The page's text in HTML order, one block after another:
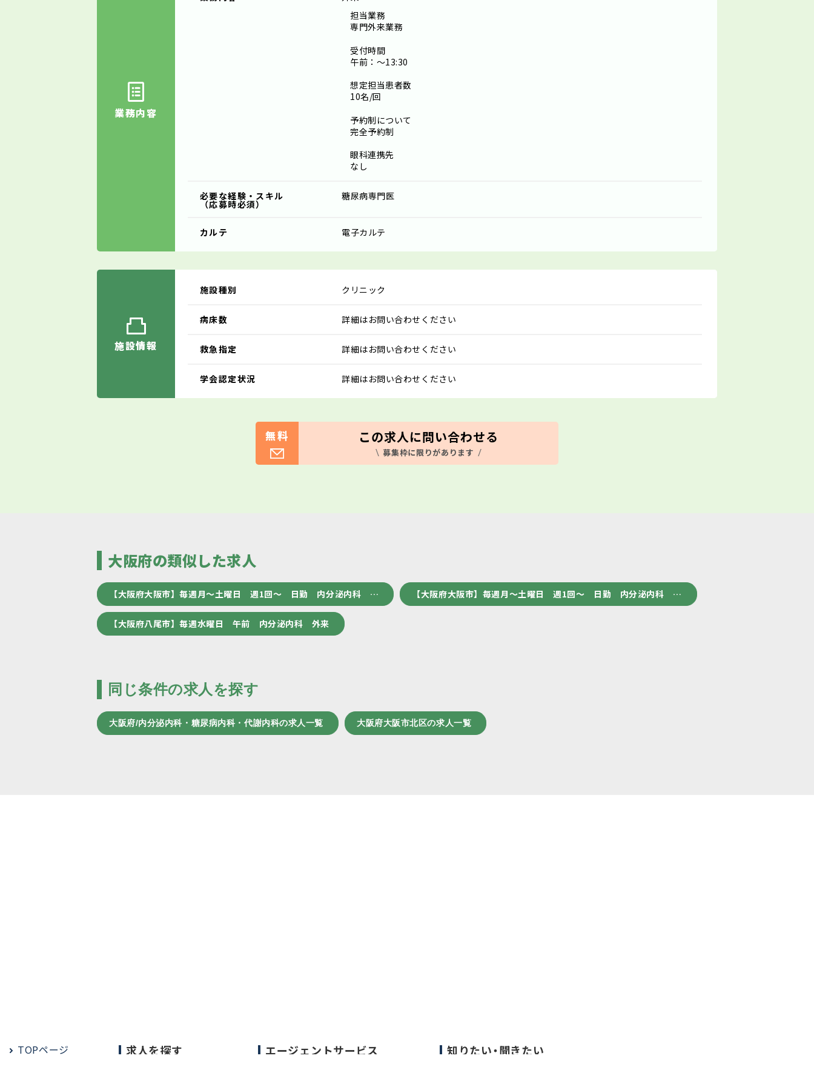
業務内容
担当業務
専門外来業務
受付時間
午前：～13:30
想定担当患者数
10名/回
予約制について
完全予約制
眼科連携先
なし
必要な経験・スキル
（応募時必須）
糖尿病専門医
カルテ 電子カルテ
施設情報
施設種別 クリニック
病床数 詳細はお問い合わせください
救急指定 詳細はお問い合わせください
学会認定状況 詳細はお問い合わせください
無料 この求人に問い合わせる
募集枠に限りがあります
大阪府の類似した求人
【大阪府大阪市】毎週月～土曜日 週1回～ 日勤 内分泌内科 … 【大阪府大阪市】毎週月～土曜日 週1回～ 日勤 内分泌内科 …
【大阪府八尾市】毎週水曜日 午前 内分泌内科 外来
同じ条件の求人を探す
大阪府/内分泌内科・糖尿病内科・代謝内科の求人一覧 大阪府大阪市北区の求人一覧
TOPページ 求人を探す エージェントサービス 知りたい・聞きたい